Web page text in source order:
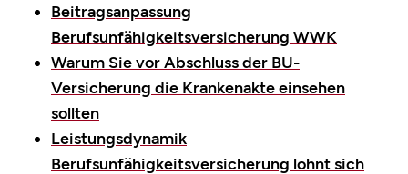
Beitragsanpassung
Berufsunfähigkeitsversicherung WWK
Warum Sie vor Abschluss der BU-
Versicherung die Krankenakte einsehen
sollten
Leistungsdynamik
Berufsunfähigkeitsversicherung lohnt sich